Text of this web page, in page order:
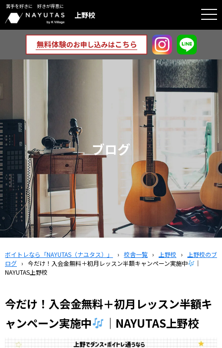
苦手を好きに 好きが得意に
上野校
ブログ
ボイトレなら「NAYUTAS（ナユタス）」 › 校舎一覧 › 上野校 ›
上野校のブ
ログ › 今だけ！入会金無料＋初月レッスン半額キャンペーン実施中
｜
NAYUTAS上野校
今だけ！入会金無料＋初月レッスン半額キ
ャンペーン実施中
｜NAYUTAS上野校